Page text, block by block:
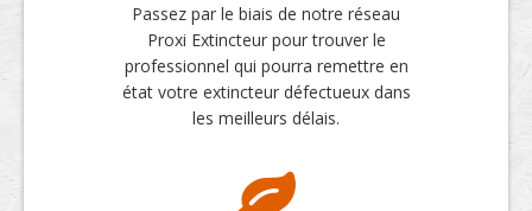
Passez par le biais de notre réseau
Proxi Extincteur pour trouver le
professionnel qui pourra remettre en
état votre extincteur défectueux dans
les meilleurs délais.